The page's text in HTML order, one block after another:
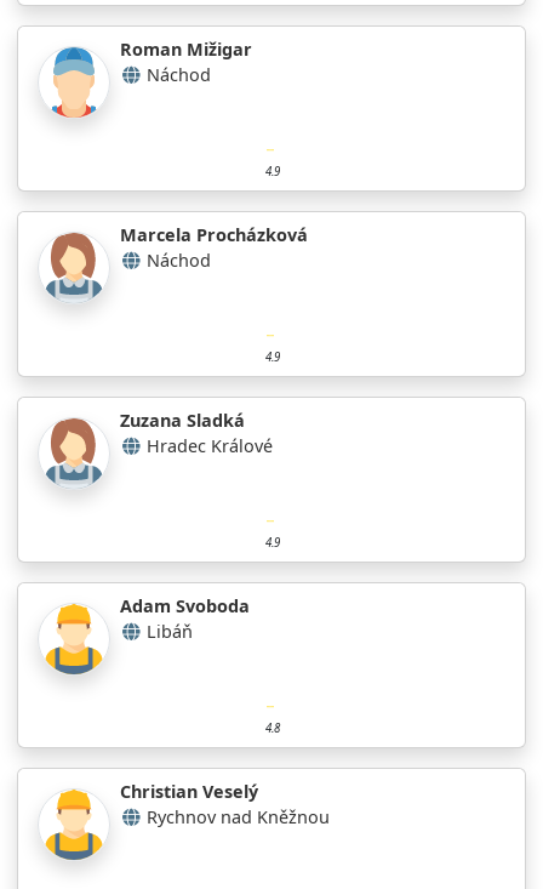
Roman Mižigar
Náchod
4.9
Marcela Procházková
Náchod
4.9
Zuzana Sladká
Hradec Králové
4.9
Adam Svoboda
Libáň
4.8
Christian Veselý
Rychnov nad Kněžnou